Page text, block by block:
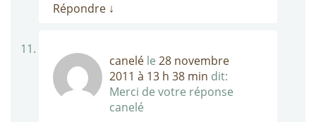
Répondre ↓
canelé le 28 novembre
2011 à 13 h 38 min dit:
Merci de votre réponse
canelé